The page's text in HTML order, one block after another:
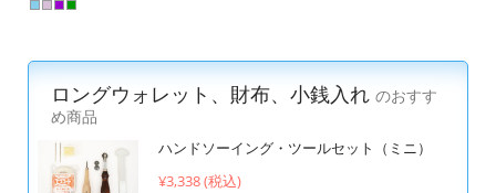
ロングウォレット、財布、小銭入れ のおすす
め商品
ハンドソーイング・ツールセット（ミニ）
¥3,338 (税込)